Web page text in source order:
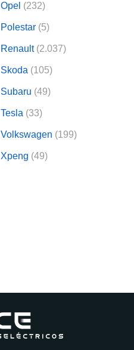
Opel (232)
Polestar (5)
Renault(2.037)
Skoda (105)
Subaru (49)
Tesla (33)
Volkswagen (199)
Xpeng (49)